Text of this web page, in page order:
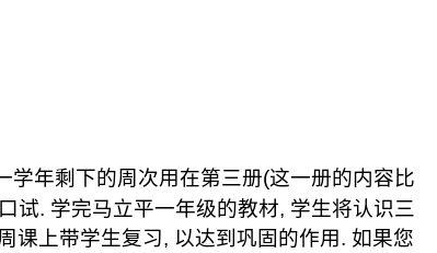
学年剩下的周次用在第三册(这一册的内容比
试. 学完马立平一年级的教材, 学生将认识三
课上带学生复习, 以达到巩固的作用. 如果您